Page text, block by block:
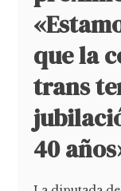
que la
trans
40